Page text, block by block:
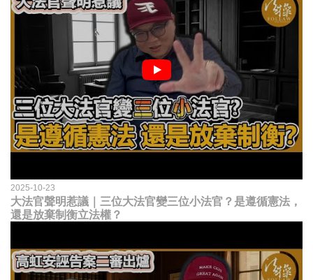
2025-10-23
大法官聲明惹議｜三位大法官變三位小法官？是遵循憲法，
還是放棄制衡立法權？